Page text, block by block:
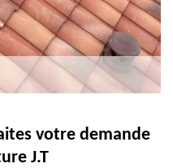
votre demande
J.T